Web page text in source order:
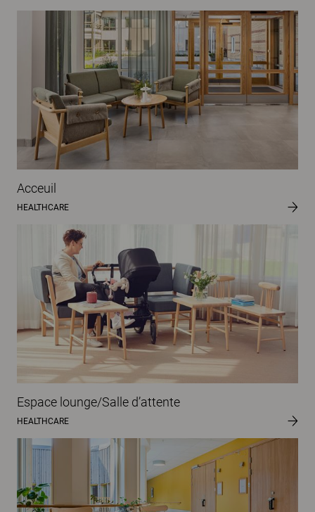
Acceuil
HEALTHCARE
Espace lounge/Salle d’attente
HEALTHCARE